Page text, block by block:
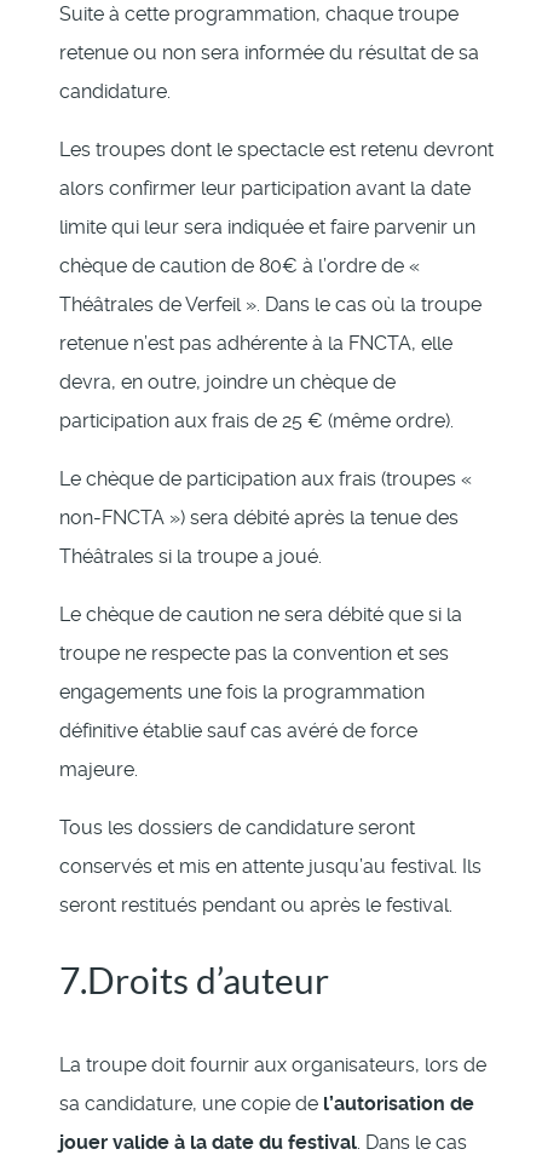
Suite à cette programmation, chaque troupe
retenue ou non sera informée du résultat de sa
candidature.
Les troupes dont le spectacle est retenu devront
alors confirmer leur participation avant la date
limite qui leur sera indiquée et faire parvenir un
chèque de caution de 80€ à l’ordre de «
Théâtrales de Verfeil ». Dans le cas où la troupe
retenue n’est pas adhérente à la FNCTA, elle
devra, en outre, joindre un chèque de
participation aux frais de 25 € (même ordre).
Le chèque de participation aux frais (troupes «
non-FNCTA ») sera débité après la tenue des
Théâtrales si la troupe a joué.
Le chèque de caution ne sera débité que si la
troupe ne respecte pas la convention et ses
engagements une fois la programmation
définitive établie sauf cas avéré de force
majeure.
Tous les dossiers de candidature seront
conservés et mis en attente jusqu’au festival. Ils
seront restitués pendant ou après le festival.
7.Droits d’auteur
La troupe doit fournir aux organisateurs, lors de
sa candidature, une copie de l’autorisation de
jouer valide à la date du festival. Dans le cas